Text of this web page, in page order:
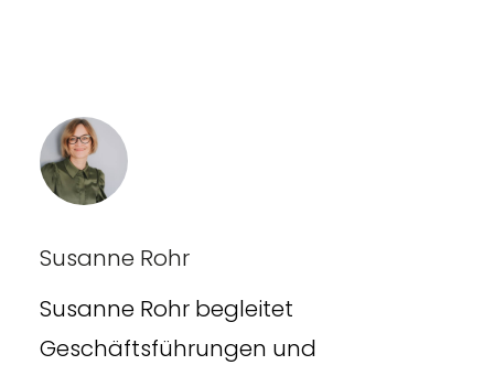
Susanne Rohr
Susanne Rohr begleitet
Geschäftsführungen und